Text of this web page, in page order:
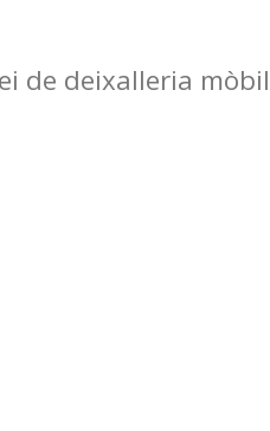
de deixalleria